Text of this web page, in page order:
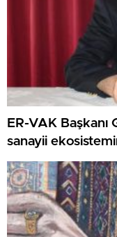
ER-VAK
sanayii
edilmeli”..